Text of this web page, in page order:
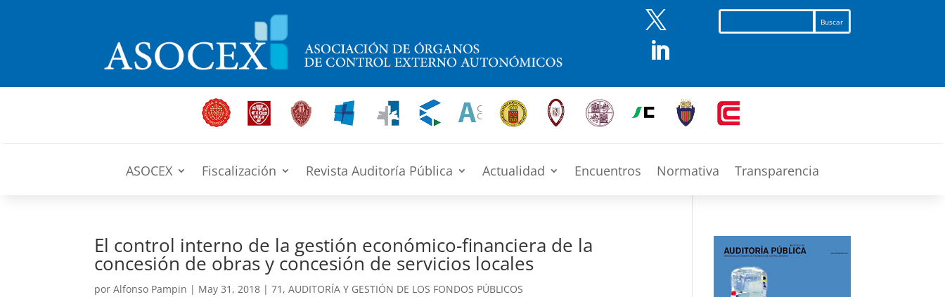


ASOCEX Fiscalización Revista Auditoría Pública Actualidad Encuentros Normativa Transparencia
El control interno de la gestión económico-financiera de la
concesión de obras y concesión de servicios locales
porAlfonso Pampin | May 31, 2018 |71 ,AUDITORÍA Y GESTIÓN DE LOS FONDOS PÚBLICOS